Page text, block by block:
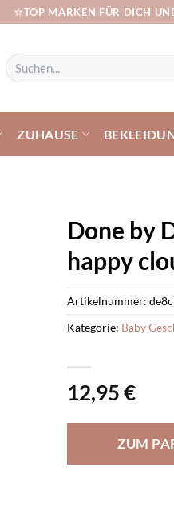
☆TOP MARKEN FÜR DICH
Suchen
nach:
ZUHAUSE
Done by
happy
12,95€
ZUM
Artikelnummer:
Kategorie: Baby